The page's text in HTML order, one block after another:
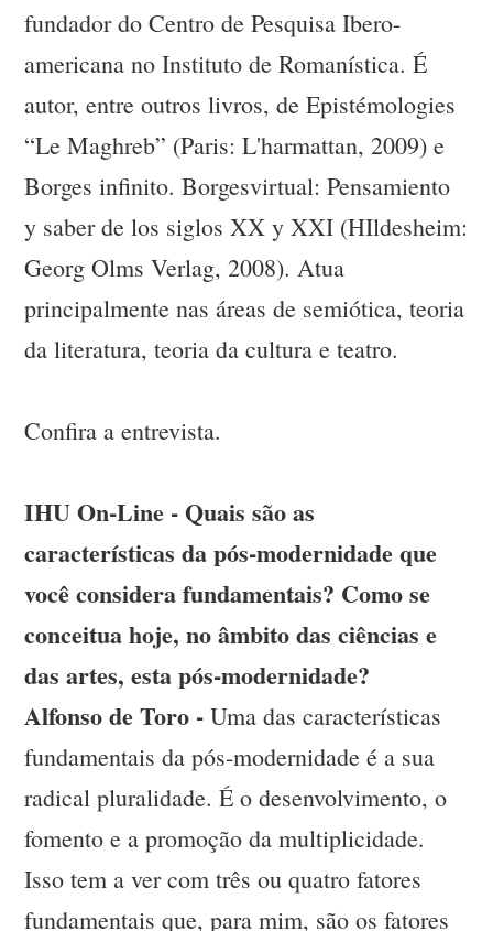
fundador do Centro de Pesquisa Ibero-
americana no Instituto de Romanística. É
autor, entre outros livros, de Epistémologies
“Le Maghreb” (Paris: L'harmattan, 2009) e
Borges infinito. Borgesvirtual: Pensamiento
y saber de los siglos XX y XXI (HIldesheim:
Georg Olms Verlag, 2008). Atua
principalmente nas áreas de semiótica, teoria
da literatura, teoria da cultura e teatro.
Confira a entrevista.
IHU On-Line - Quais são as
características da pós-modernidade que
você considera fundamentais? Como se
conceitua hoje, no âmbito das ciências e
das artes, esta pós-modernidade?
Alfonso de Toro - Uma das características
fundamentais da pós-modernidade é a sua
radical pluralidade. É o desenvolvimento, o
fomento e a promoção da multiplicidade.
Isso tem a ver com três ou quatro fatores
fundamentais que, para mim, são os fatores